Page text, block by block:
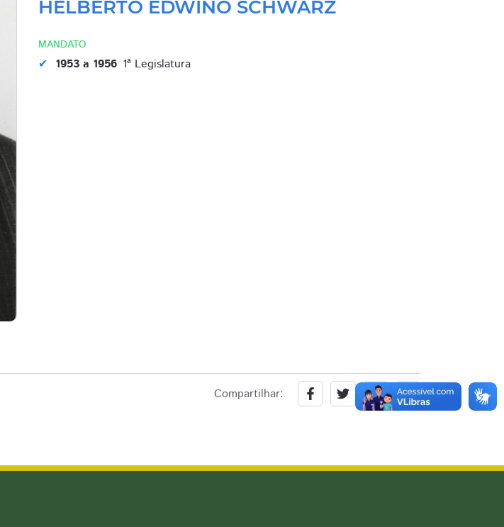
HELBERTO EDWINO SCHWARZ
MANDATO
1953 a 1956 1ª Legislatura
Compartilhar: